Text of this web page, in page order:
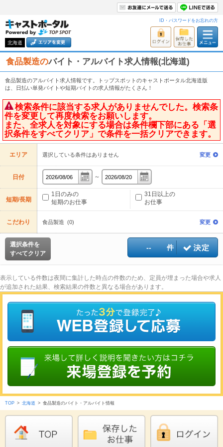
北海道
ID・パスワードをお忘れの方
食品製造のバイト・アルバイト求人情報(北海道)
食品製造のアルバイト求人情報です。トップスポットのキャストポータル北海道版
は、日払い単発バイトや短期バイトの求人情報がたくさん！
検索条件に該当する求人がありませんでした。検索条
件を変更して再度検索をお願いします。
また、全求人を対象にする場合は条件欄下部にある「選
択条件をすべてクリア」で条件を一括クリアできます。
エリア 選択している条件はありません 変更
日付 ～
短期/長期
1日のみの
短期のお仕事
31日以上の
お仕事
こだわり 食品製造 (0) 変更
選択条件を
すべてクリア
-- 件
表示している件数は夜間に集計した時点の件数のため、定員が埋まった場合や求人
が追加された結果、検索結果の件数と異なる場合があります。
TOP > 北海道 > 食品製造のバイト・アルバイト情報